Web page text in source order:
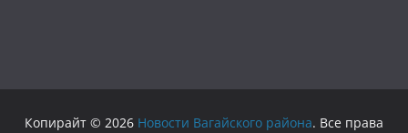
Копирайт © 2026 Новости Вагайского района. Все права